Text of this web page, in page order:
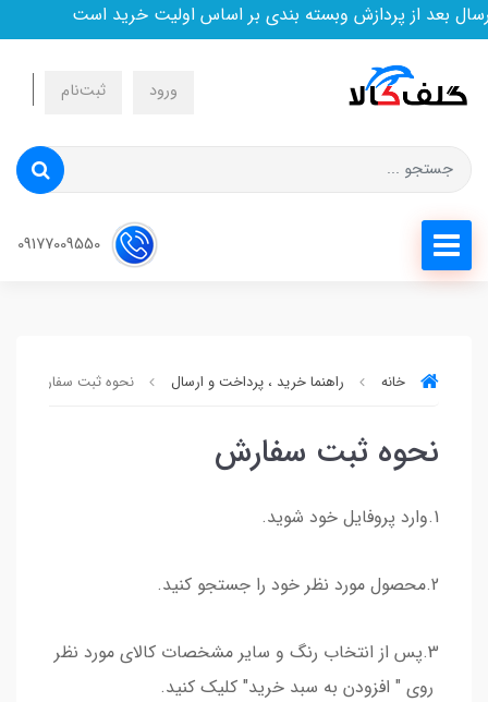
بعد از پردازش وبسته بندی بر اساس اولیت خرید است
ورود ثبت‌نام
خانه راهنما خرید ، پرداخت و ارسال نحوه ثبت سفارش
نحوه ثبت سفارش
1.وارد پروفایل خود شوید.
2.محصول مورد نظر خود را جستجو کنید.
3.پس از انتخاب رنگ و سایر مشخصات کالای مورد نظر
روی " افزودن به سبد خرید" کلیک کنید.